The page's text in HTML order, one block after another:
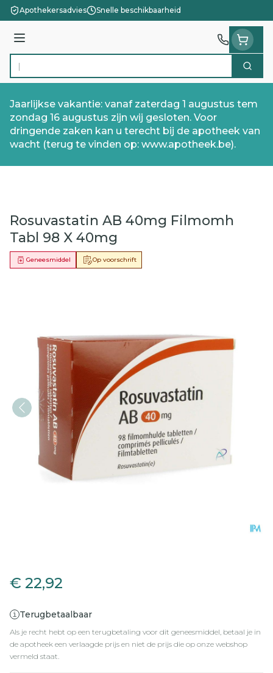
Ga naar de inhoud
Apothekersadvies Snelle beschikbaarheid
Menu
Product, merk, categorie... Zoek
Jaarlijkse vakantie: vanaf zaterdag 1 augustus tem
zondag 16 augustus zijn wij gesloten. Voor
dringende zaken kan u terecht bij de apotheek van
wacht (terug te vinden op: www.apotheek.be).
Rosuvastatin AB 40mg Filmomh
Tabl 98 X 40mg
Op voorschrift
Geneesmiddel
€ 22,92
Terugbetaalbaar
Als je recht hebt op een terugbetaling voor dit geneesmiddel, betaal je in
de apotheek een verlaagde prijs en niet de prijs die op onze webshop
vermeld staat.